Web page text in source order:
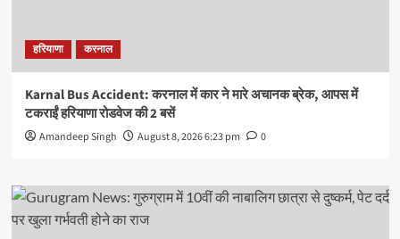
हरियाणा करनाल
Karnal Bus Accident: करनाल में कार ने मारे अचानक ब्रेक, आपस में
टकराईं हरियाणा रोडवेज की 2 बसें
Amandeep Singh August 8, 2026 6:23 pm 0